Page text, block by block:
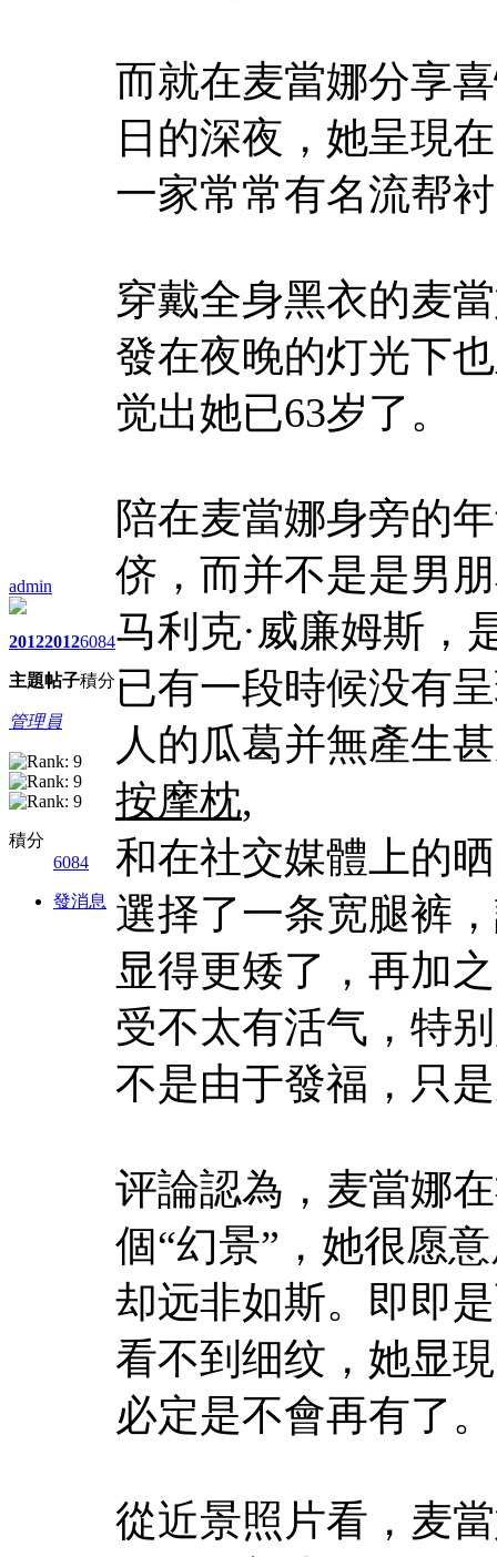
admin
2012
主題
2012
帖子
6084
積分
管理員
積分
6084
發消息
而就在麦當娜分享
日的深夜，她呈現
一家常常有名流帮
穿戴全身黑衣的麦
發在夜晚的灯光下
觉出她已63岁了。
陪在麦當娜身旁的
侪，而并不是是男
马利克·威廉姆斯，
已有一段時候没有
人的瓜葛并無產生
按摩枕,
和在社交媒體上的
選择了一条宽腿裤
显得更矮了，再加
受不太有活气，特
不是由于發福，只
评論認為，麦當娜
個“幻景”，她很愿
却远非如斯。即即
看不到细纹，她显
必定是不會再有了。
從近景照片看，麦